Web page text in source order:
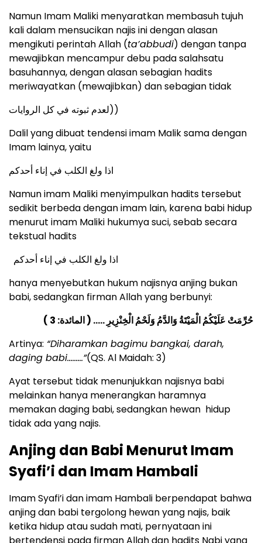
Namun Imam Maliki menyaratkan membasuh tujuh
kali dalam mensucikan najis ini dengan alasan
mengikuti perintah Allah (ta’abbudi) dengan tanpa
mewajibkan mencampur debu pada salahsatu
basuhannya, dengan alasan sebagian hadits
meriwayatkan (mewajibkan) dan sebagian tidak
لعدم ثبوته في كل الروايات))
Dalil yang dibuat tendensi imam Malik sama dengan
Imam lainya, yaitu
اذا ولغ الكلب في إناء أحدكم
Namun imam Maliki menyimpulkan hadits tersebut
sedikit berbeda dengan imam lain, karena babi hidup
menurut imam Maliki hukumya suci, sebab secara
tekstual hadits
اذا ولغ الكلب في إناء أحدكم
hanya menyebutkan hukum najisnya anjing bukan
babi, sedangkan firman Allah yang berbunyi:
حُرِّمَتْ عَلَيْكُمُ الْمَيْتَةُ وَالدَّمُ وَلَحْمُ الْخِنْزِيرِ ….. ( المائدة: 3 )
Artinya: “Diharamkan bagimu bangkai, darah,
daging babi………”(QS. Al Maidah: 3)
Ayat tersebut tidak menunjukkan najisnya babi
melainkan hanya menerangkan haramnya
memakan daging babi, sedangkan hewan hidup
tidak ada yang najis.
Anjing dan Babi Menurut Imam
Syafi’i dan Imam Hambali
Imam Syafi’i dan imam Hambali berpendapat bahwa
anjing dan babi tergolong hewan yang najis, baik
ketika hidup atau sudah mati, pernyataan ini
bertendensi pada firman Allah dan hadits Nabi yang